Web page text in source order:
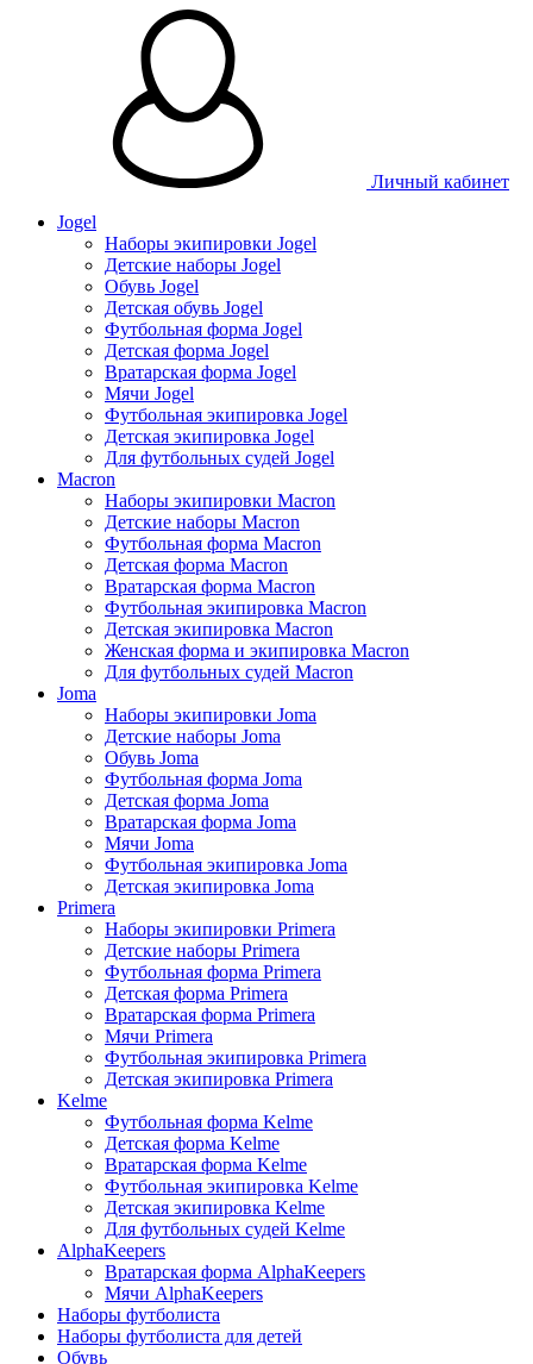
Личный кабинет
Jogel
Наборы экипировки Jogel
Детские наборы Jogel
Обувь Jogel
Детская обувь Jogel
Футбольная форма Jogel
Детская форма Jogel
Вратарская форма Jogel
Мячи Jogel
Футбольная экипировка Jogel
Детская экипировка Jogel
Для футбольных судей Jogel
Macron
Наборы экипировки Macron
Детские наборы Macron
Футбольная форма Macron
Детская форма Macron
Вратарская форма Macron
Футбольная экипировка Macron
Детская экипировка Macron
Женская форма и экипировка Macron
Для футбольных судей Macron
Joma
Наборы экипировки Joma
Детские наборы Joma
Обувь Joma
Футбольная форма Joma
Детская форма Joma
Вратарская форма Joma
Мячи Joma
Футбольная экипировка Joma
Детская экипировка Joma
Primera
Наборы экипировки Primera
Детские наборы Primera
Футбольная форма Primera
Детская форма Primera
Вратарская форма Primera
Мячи Primera
Футбольная экипировка Primera
Детская экипировка Primera
Kelme
Футбольная форма Kelme
Детская форма Kelme
Вратарская форма Kelme
Футбольная экипировка Kelme
Детская экипировка Kelme
Для футбольных судей Kelme
AlphaKeepers
Вратарская форма AlphaKeepers
Мячи AlphaKeepers
Наборы футболиста
Наборы футболиста для детей
Обувь